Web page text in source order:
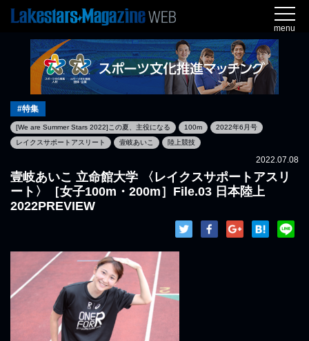
menu
#特集
[We are Summer Stars 2022]この夏、主役になる 100m
2022年6月号
レイクスサポートアスリート
壹岐あいこ 陸上競技
2022.07.08
壹岐あいこ 立命館大学 〈レイクスサポートアスリ
ート〉［女子100m・200m］File.03 日本陸上
2022PREVIEW